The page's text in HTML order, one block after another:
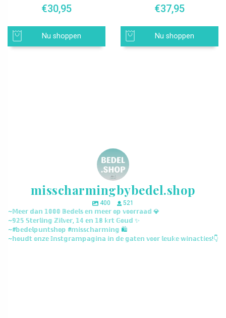
€30,95
Nu shoppen
€37,95
Nu shoppen
misscharmingbybedel.shop
400
521
~𝕄𝕖𝕖𝕣 𝕕𝕒𝕟 𝟙𝟘𝟘𝟘 𝔹𝕖𝕕𝕖𝕝𝕤 𝕖𝕟 𝕞𝕖𝕖𝕣 𝕠𝕡 𝕧𝕠𝕠𝕣𝕣𝕒𝕒𝕕 💎
~𝟡𝟚𝟝 𝕊𝕥𝕖𝕣𝕝𝕚𝕟𝕘 ℤ𝕚𝕝𝕧𝕖𝕣, 𝟙𝟜 𝕖𝕟 𝟙𝟠 𝕜𝕣𝕥 𝔾𝕠𝕦𝕕 ✨
~#𝕓𝕖𝕕𝕖𝕝𝕡𝕦𝕟𝕥𝕤𝕙𝕠𝕡 #𝕞𝕚𝕤𝕤𝕔𝕙𝕒𝕣𝕞𝕚𝕟𝕘 🛍️
~𝕙𝕠𝕦𝕕𝕥 𝕠𝕟𝕫𝕖 𝕀𝕟𝕤𝕥𝕘𝕣𝕒𝕞𝕡𝕒𝕘𝕚𝕟𝕒 𝕚𝕟 𝕕𝕖 𝕘𝕒𝕥𝕖𝕟 𝕧𝕠𝕠𝕣 𝕝𝕖𝕦𝕜𝕖 𝕨𝕚𝕟𝕒𝕔𝕥𝕚𝕖𝕤!👇